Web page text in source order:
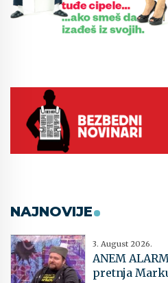
NAJNOVIJE
3. August 2026.
ANEM
pretnja